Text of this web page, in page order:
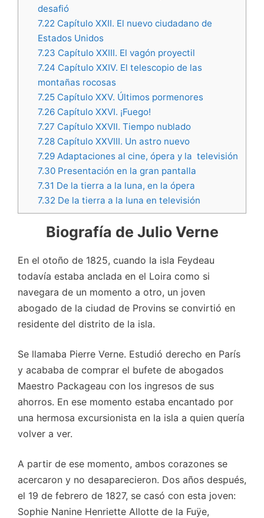
desafió
7.22 Capítulo XXII. El nuevo ciudadano de
Estados Unidos
7.23 Capítulo XXIII. El vagón proyectil
7.24 Capítulo XXIV. El telescopio de las
montañas rocosas
7.25Capítulo XXV. Últimos pormenores
7.26Capítulo XXVI. ¡Fuego!
7.27 Capítulo XXVII. Tiempo nublado
7.28Capítulo XXVIII. Un astro nuevo
7.29Adaptaciones al cine, ópera y la televisión
7.30Presentación en la gran pantalla
7.31 De la tierra a la luna, en la ópera
7.32 De la tierra a la luna en televisión
Biografía de Julio Verne
En el otoño de 1825, cuando la isla Feydeau
todavía estaba anclada en el Loira como si
navegara de un momento a otro, un joven
abogado de la ciudad de Provins se convirtió en
residente del distrito de la isla.
Se llamaba Pierre Verne. Estudió derecho en París
y acababa de comprar el bufete de abogados
Maestro Packageau con los ingresos de sus
ahorros. En ese momento estaba encantado por
una hermosa excursionista en la isla a quien quería
volver a ver.
A partir de ese momento, ambos corazones se
acercaron y no desaparecieron. Dos años después,
el 19 de febrero de 1827, se casó con esta joven:
Sophie Nanine Henriette Allotte de la Fuÿe,